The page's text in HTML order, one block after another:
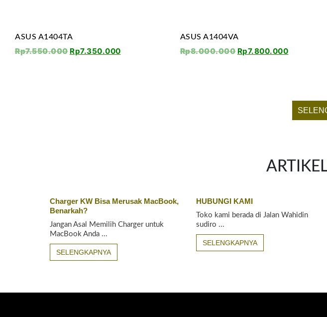
ASUS A1404TA
Rp7.550.000 Rp7.350.000
ASUS A1404VA
Rp8.000.000 Rp7.800.000
Charger KW Bisa Merusak MacBook,
Benarkah?
Jangan Asal Memilih Charger untuk
MacBook Anda ...
SELENGKAPNYA
HUBUNGI KAMI
Toko kami berada di Jalan Wahidin
sudiro ...
SELENGKAPNYA